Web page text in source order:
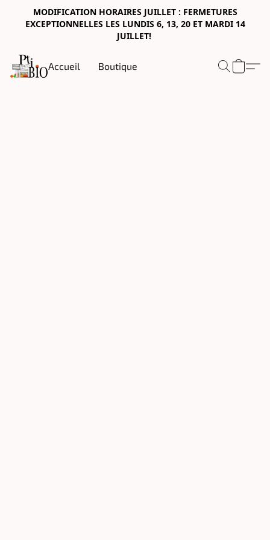
MODIFICATION HORAIRES JUILLET : FERMETURES
EXCEPTIONNELLES LES LUNDIS 6, 13, 20 ET MARDI 14
JUILLET!
Accueil Boutique